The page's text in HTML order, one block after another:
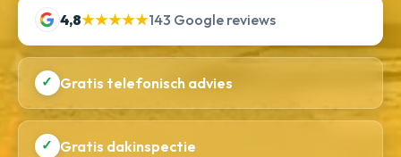
4,8★★★★★143 Google reviews
✓ Gratis telefonisch advies
✓ Gratis dakinspectie